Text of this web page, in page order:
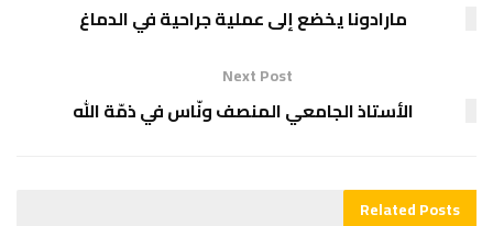
مارادونا يخضع إلى عملية جراحية في الدماغ
Next Post
الأستاذ الجامعي المنصف ونّاس في ذمّة الله
RelatedPosts